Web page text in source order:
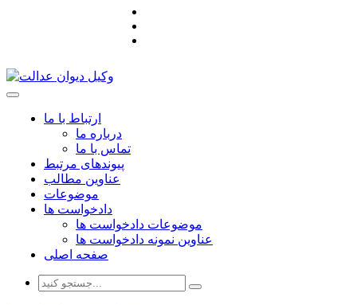
ارتباط با ما
درباره ما
تماس با ما
پیوندهای مرتبط
عناوین مطالب
موضوعات
دادخواست ها
موضوعات دادخواست ها
عناوین نمونه دادخواست ها
صفحه اصلی